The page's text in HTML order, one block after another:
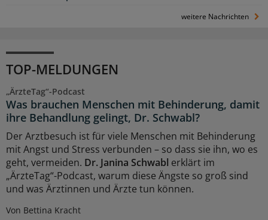
weitere Nachrichten
TOP-MELDUNGEN
„ÄrzteTag“-Podcast
Was brauchen Menschen mit Behinderung, damit
ihre Behandlung gelingt, Dr. Schwabl?
Der Arztbesuch ist für viele Menschen mit Behinderung
mit Angst und Stress verbunden – so dass sie ihn, wo es
geht, vermeiden. Dr. Janina Schwabl erklärt im
„ÄrzteTag“-Podcast, warum diese Ängste so groß sind
und was Ärztinnen und Ärzte tun können.
Von Bettina Kracht